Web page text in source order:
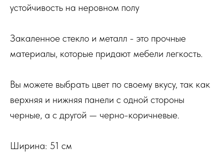
устойчивость на неровном полу
Закаленное стекло и металл - это прочные
материалы, которые придают мебели легкость.
Вы можете выбрать цвет по своему вкусу, так как
верхняя и нижняя панели с одной стороны
черные, а с другой — черно-коричневые.
Ширина: 51 см